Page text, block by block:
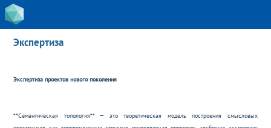
Экспертиза
Экспертиза проектов нового поколения
**Семантическая топология** — это теоретическая модель построения смысловых